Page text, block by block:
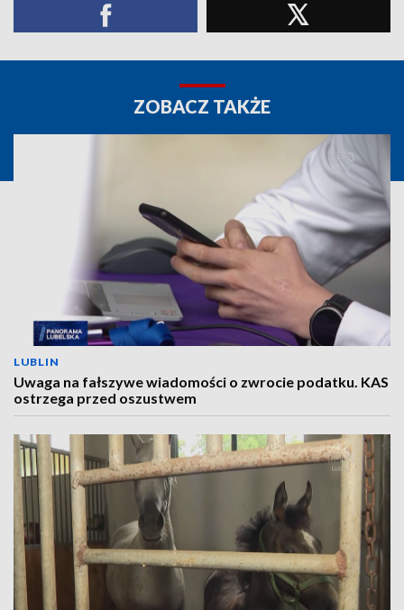
ZOBACZ TAKŻE
LUBLIN
Uwaga na fałszywe wiadomości o zwrocie podatku. KAS
ostrzega przed oszustwem